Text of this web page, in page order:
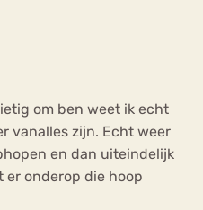
om ben weet ik echt
vanalles zijn. Echt weer
en dan uiteindelijk
er onderop die hoop